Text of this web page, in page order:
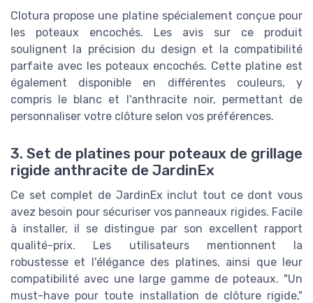
Clotura propose une platine spécialement conçue pour
les poteaux encochés. Les avis sur ce produit
soulignent la précision du design et la compatibilité
parfaite avec les poteaux encochés. Cette platine est
également disponible en différentes couleurs, y
compris le blanc et l'anthracite noir, permettant de
personnaliser votre clôture selon vos préférences.
3. Set de platines pour poteaux de grillage
rigide anthracite de JardinEx
Ce set complet de JardinEx inclut tout ce dont vous
avez besoin pour sécuriser vos panneaux rigides. Facile
à installer, il se distingue par son excellent rapport
qualité-prix. Les utilisateurs mentionnent la
robustesse et l'élégance des platines, ainsi que leur
compatibilité avec une large gamme de poteaux. "Un
must-have pour toute installation de clôture rigide,"